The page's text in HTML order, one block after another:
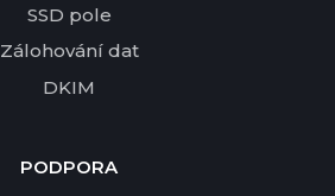
SSD pole
Zálohování dat
DKIM
PODPORA